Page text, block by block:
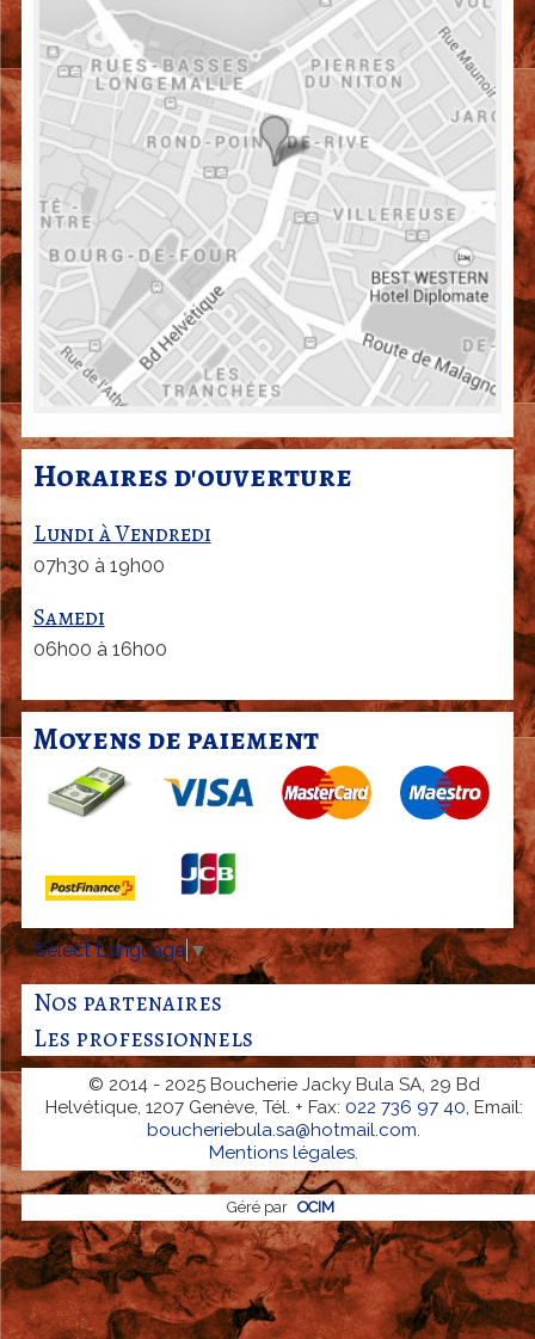
Horaires d'ouverture
Lundi à Vendredi
07h30 à 19h00
Samedi
06h00 à 16h00
Moyens de paiement
Select Language▼
Nos partenaires
Les professionnels
© 2014 - 2025 Boucherie Jacky Bula SA, 29 Bd
Helvétique, 1207 Genève, Tél. + Fax: 022 736 97 40, Email:
boucheriebula.sa@hotmail.com.
Mentions légales.
Géré par OCIM